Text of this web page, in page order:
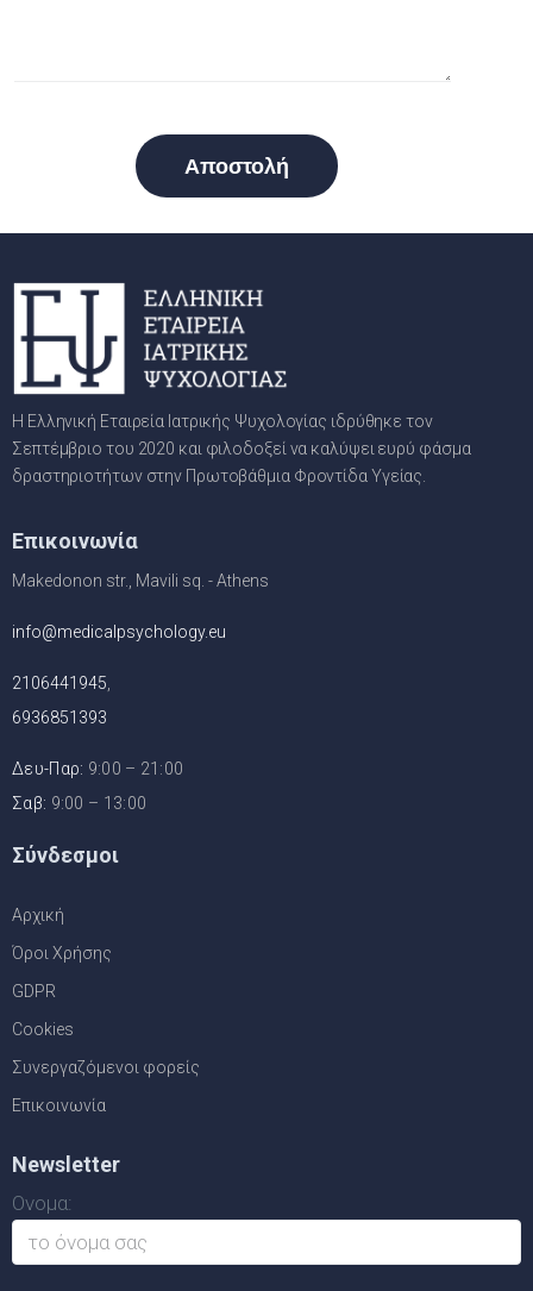
Η Ελληνική Εταιρεία Ιατρικής Ψυχολογίας ιδρύθηκε τον
Σεπτέμβριο του 2020 και φιλοδοξεί να καλύψει ευρύ φάσμα
δραστηριοτήτων στην Πρωτοβάθμια Φροντίδα Υγείας.
Επικοινωνία
Makedonon str., Mavili sq. - Athens
info@medicalpsychology.eu
2106441945
6936851393
Δευ-Παρ: 9:00 – 21:00
Σαβ: 9:00 – 13:00
Σύνδεσμοι
Αρχική
Όροι Χρήσης
GDPR
Cookies
Συνεργαζόμενοι φορείς
Επικοινωνία
Newsletter
Ονομα: